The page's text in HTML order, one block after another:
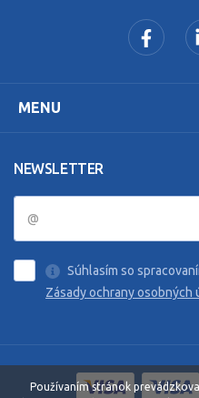
MENU
NEWSLETTER
Súhlasím so
Zásady ochrany osobných
Používaním stránok